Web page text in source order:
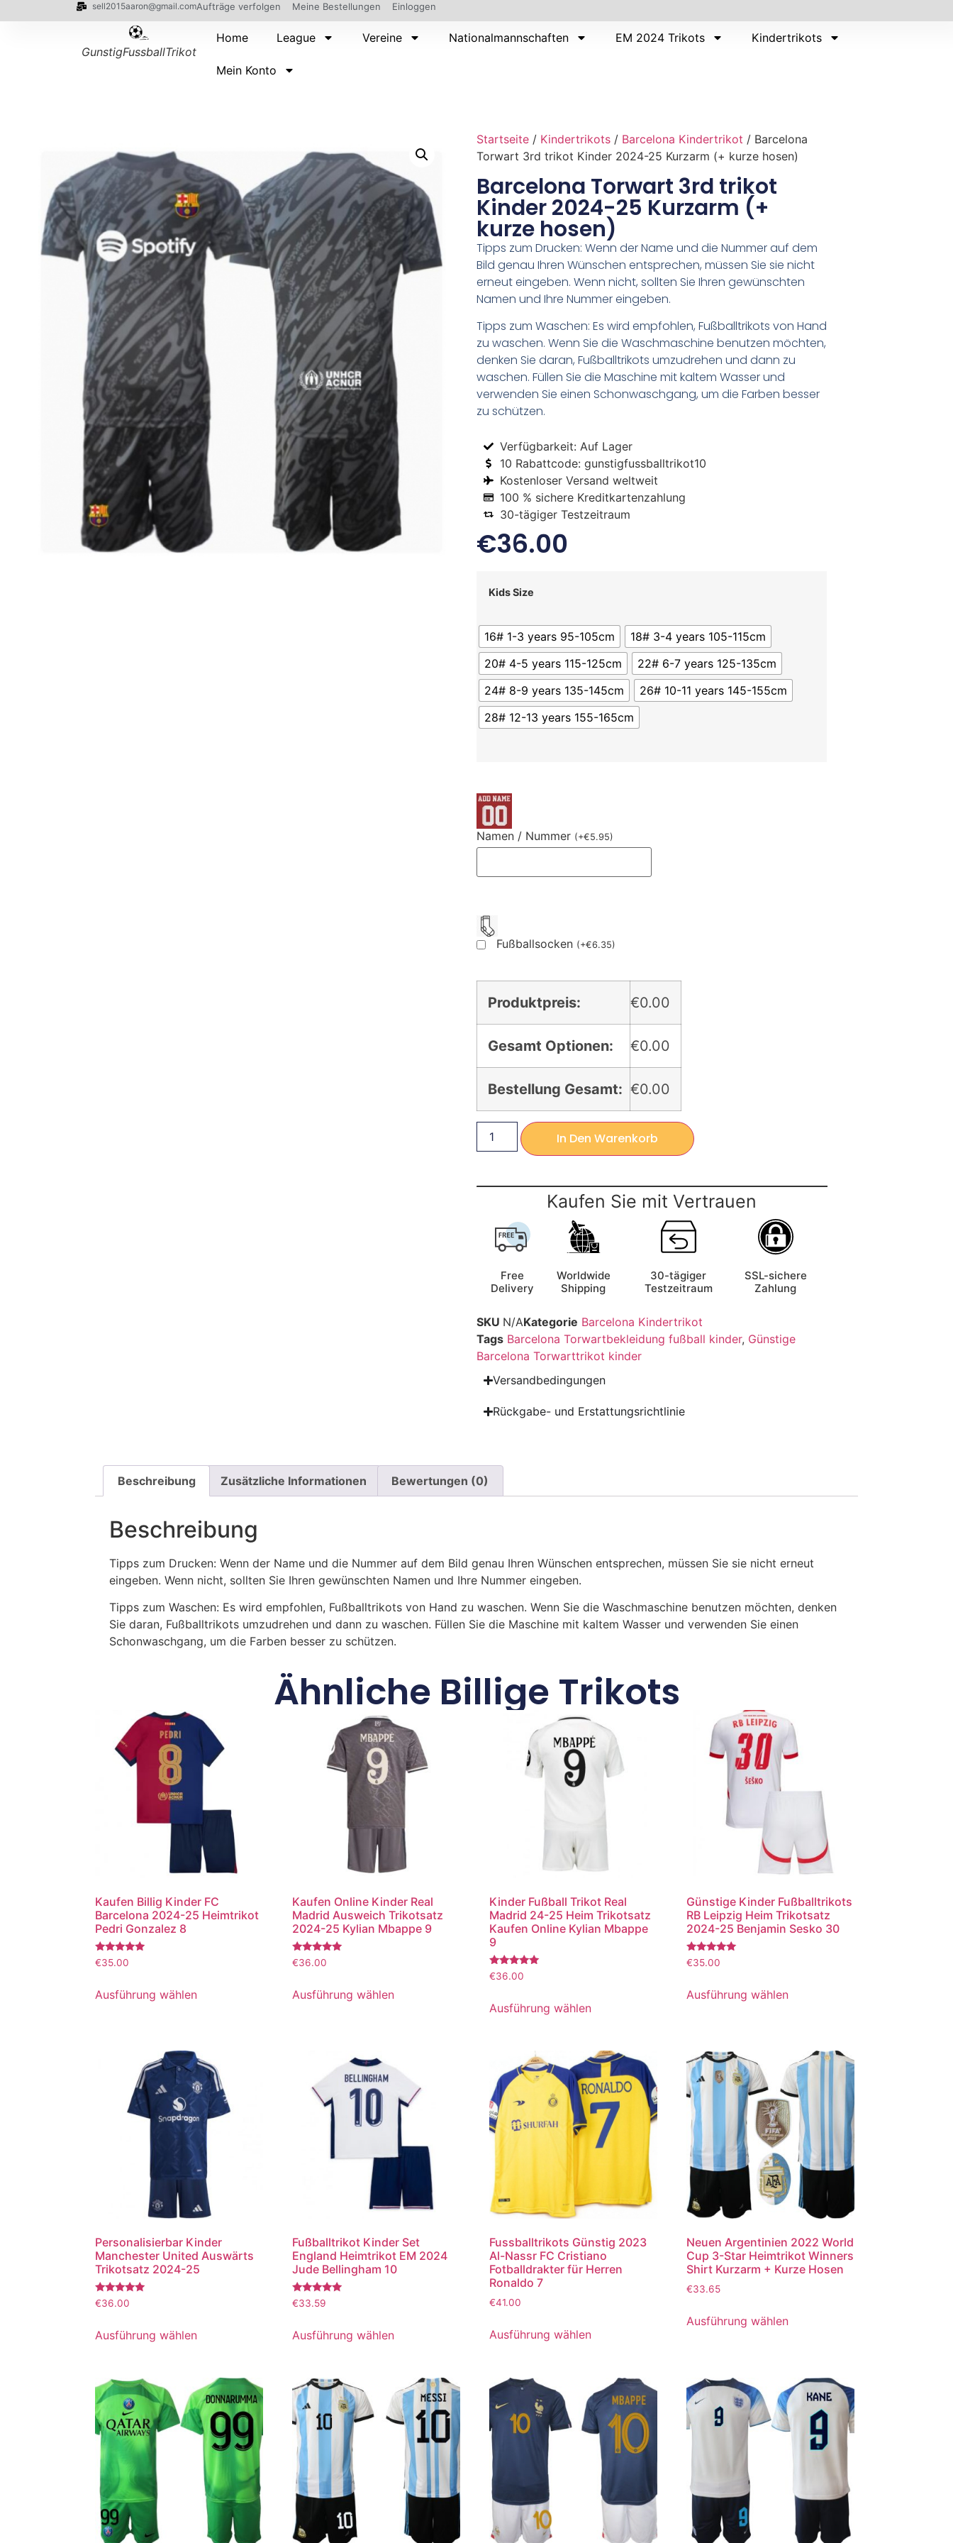
sell2015aaron@gmail.comAufträge verfolgen Meine Bestellungen Einloggen
GunstigFussballTrikot
Home League Vereine Nationalmannschaften EM 2024 Trikots Kindertrikots
Mein Konto
Startseite / Kindertrikots / Barcelona Kindertrikot / Barcelona
Torwart 3rd trikot Kinder 2024-25 Kurzarm (+ kurze hosen)
Barcelona Torwart 3rd trikot
Kinder 2024-25 Kurzarm (+
kurze hosen)
Tipps zum Drucken: Wenn der Name und die Nummer auf dem
Bild genau Ihren Wünschen entsprechen, müssen Sie sie nicht
erneut eingeben. Wenn nicht, sollten Sie Ihren gewünschten
Namen und Ihre Nummer eingeben.
Tipps zum Waschen: Es wird empfohlen, Fußballtrikots von Hand
zu waschen. Wenn Sie die Waschmaschine benutzen möchten,
denken Sie daran, Fußballtrikots umzudrehen und dann zu
waschen. Füllen Sie die Maschine mit kaltem Wasser und
verwenden Sie einen Schonwaschgang, um die Farben besser
zu schützen.
Verfügbarkeit: Auf Lager
10 Rabattcode: gunstigfussballtrikot10
Kostenloser Versand weltweit
100 % sichere Kreditkartenzahlung
30-tägiger Testzeitraum
€36.00
Kids Size
16# 1-3 years 95-105cm
18# 3-4 years 105-115cm
20# 4-5 years 115-125cm
22# 6-7 years 125-135cm
24# 8-9 years 135-145cm
26# 10-11 years 145-155cm
28# 12-13 years 155-165cm
Namen / Nummer (+€5.95)
Fußballsocken (+€6.35)
Produktpreis: €0.00
Gesamt Optionen: €0.00
Bestellung Gesamt: €0.00
In Den Warenkorb
Kaufen Sie mit Vertrauen
Free
Delivery
Worldwide
Shipping
30-tägiger
Testzeitraum
SSL-sichere
Zahlung
SKU N/AKategorie Barcelona Kindertrikot
Tags Barcelona Torwartbekleidung fußball kinder, Günstige
Barcelona Torwarttrikot kinder
Versandbedingungen
Rückgabe- und Erstattungsrichtlinie
Beschreibung Zusätzliche Informationen Bewertungen (0)
Beschreibung
Tipps zum Drucken: Wenn der Name und die Nummer auf dem Bild genau Ihren Wünschen entsprechen, müssen Sie sie nicht erneut
eingeben. Wenn nicht, sollten Sie Ihren gewünschten Namen und Ihre Nummer eingeben.
Tipps zum Waschen: Es wird empfohlen, Fußballtrikots von Hand zu waschen. Wenn Sie die Waschmaschine benutzen möchten, denken
Sie daran, Fußballtrikots umzudrehen und dann zu waschen. Füllen Sie die Maschine mit kaltem Wasser und verwenden Sie einen
Schonwaschgang, um die Farben besser zu schützen.
Ähnliche Billige Trikots
Kaufen Billig Kinder FC
Barcelona 2024-25 Heimtrikot
Pedri Gonzalez 8
Bewertet
mit
von 5
€35.00
Ausführung wählen
Kaufen Online Kinder Real
Madrid Ausweich Trikotsatz
2024-25 Kylian Mbappe 9
Bewertet
mit
von 5
€36.00
Ausführung wählen
Kinder Fußball Trikot Real
Madrid 24-25 Heim Trikotsatz
Kaufen Online Kylian Mbappe
9
Bewertet
mit
von 5
€36.00
Ausführung wählen
Günstige Kinder Fußballtrikots
RB Leipzig Heim Trikotsatz
2024-25 Benjamin Sesko 30
Bewertet
mit
von 5
€35.00
Ausführung wählen
Personalisierbar Kinder
Manchester United Auswärts
Trikotsatz 2024-25
Bewertet
mit
von 5
€36.00
Ausführung wählen
Fußballtrikot Kinder Set
England Heimtrikot EM 2024
Jude Bellingham 10
Bewertet
mit
von 5
€33.59
Ausführung wählen
Fussballtrikots Günstig 2023
Al-Nassr FC Cristiano
Fotballdrakter für Herren
Ronaldo 7
€41.00
Ausführung wählen
Neuen Argentinien 2022 World
Cup 3-Star Heimtrikot Winners
Shirt Kurzarm + Kurze Hosen
€33.65
Ausführung wählen